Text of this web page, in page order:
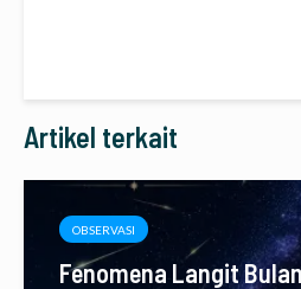
Artikel terkait
OBSERVASI
Fenomena Langit